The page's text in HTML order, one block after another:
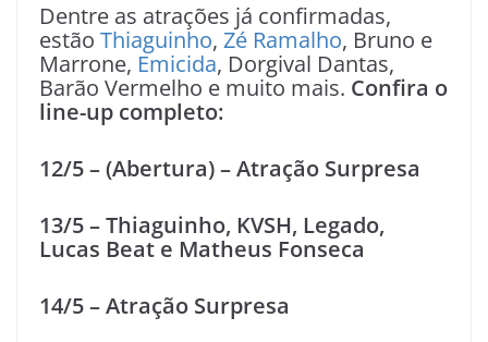
Dentre as atrações já confirmadas,
estão Thiaguinho, Zé Ramalho, Bruno e
Marrone, Emicida, Dorgival Dantas,
Barão Vermelho e muito mais. Confira o
line-up completo:
12/5 – (Abertura) – Atração Surpresa
13/5 – Thiaguinho, KVSH, Legado,
Lucas Beat e Matheus Fonseca
14/5 – Atração Surpresa